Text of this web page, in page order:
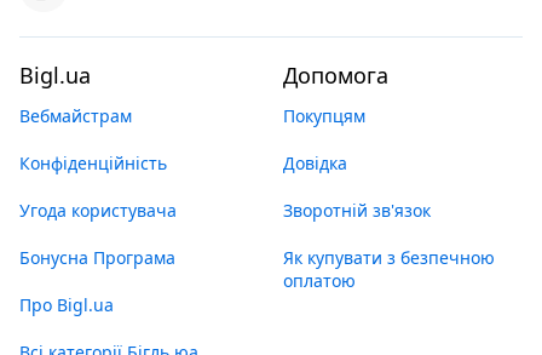
Bigl.ua
Вебмайстрам
Конфіденційність
Угода користувача
Бонусна Програма
Про Bigl.ua
Допомога
Покупцям
Довідка
Зворотній зв'язок
Як купувати з безпечною
оплатою